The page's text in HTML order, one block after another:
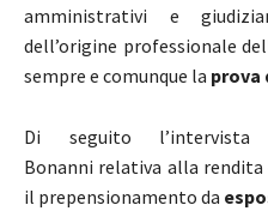
amministrativi e
dell’origine professionale
sempre e comunque la prova
Di seguito l’intervista
Bonanni relativa alla rendita
il prepensionamento da